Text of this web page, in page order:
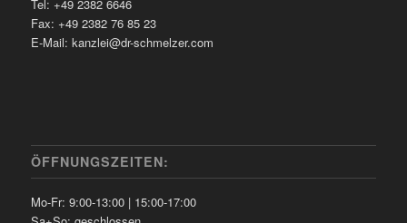
Tel: +49 2382 6646
Fax: +49 2382 76 85 23
E-Mail: kanzlei@dr-schmelzer.com
ÖFFNUNGSZEITEN:
Mo-Fr: 9:00-13:00 | 15:00-17:00